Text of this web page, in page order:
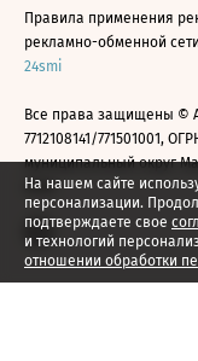
На нашем сайте
персонализации.
подтверждаете свое
и технологий
отношении обработки
Правила применения
рекламно-обменной
24smi
Все права защищены ©
7712108141/771501001,
муниципальный округ
2026